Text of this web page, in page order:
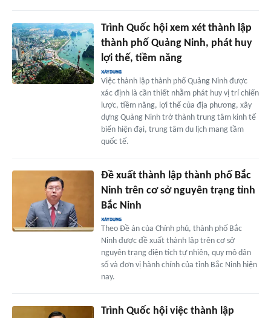
Trình Quốc hội xem xét thành lập
thành phố Quảng Ninh, phát huy
lợi thế, tiềm năng
Việc thành lập thành phố Quảng Ninh được
xác định là cần thiết nhằm phát huy vị trí chiến
lược, tiềm năng, lợi thế của địa phương, xây
dựng Quảng Ninh trở thành trung tâm kinh tế
biển hiện đại, trung tâm du lịch mang tầm
quốc tế.
Đề xuất thành lập thành phố Bắc
Ninh trên cơ sở nguyên trạng tỉnh
Bắc Ninh
Theo Đề án của Chính phủ, thành phố Bắc
Ninh được đề xuất thành lập trên cơ sở
nguyên trạng diện tích tự nhiên, quy mô dân
số và đơn vị hành chính của tỉnh Bắc Ninh hiện
nay.
Trình Quốc hội việc thành lập